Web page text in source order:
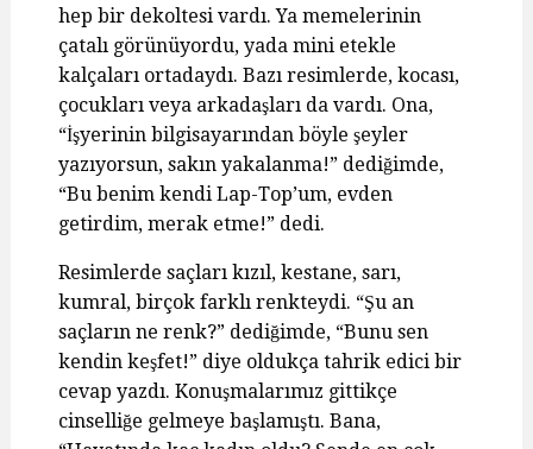
hep bir dekoltesi vardı. Ya memelerinin
çatalı görünüyordu, yada mini etekle
kalçaları ortadaydı. Bazı resimlerde, kocası,
çocukları veya arkadaşları da vardı. Ona,
“İşyerinin bilgisayarından böyle şeyler
yazıyorsun, sakın yakalanma!” dediğimde,
“Bu benim kendi Lap-Top’um, evden
getirdim, merak etme!” dedi.
Resimlerde saçları kızıl, kestane, sarı,
kumral, birçok farklı renkteydi. “Şu an
saçların ne renk?” dediğimde, “Bunu sen
kendin keşfet!” diye oldukça tahrik edici bir
cevap yazdı. Konuşmalarımız gittikçe
cinselliğe gelmeye başlamıştı. Bana,